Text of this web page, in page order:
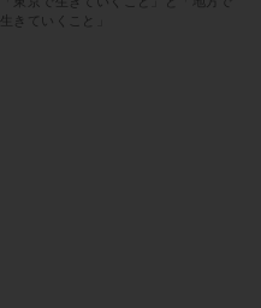
生きていくこと」